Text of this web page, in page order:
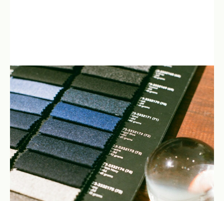
Как Komanda.ai помогает
специалистам Ивановской
области быть эффективней
и зарабатывать больше?
Рутинная работа отнимает часы. Komanda.ai
помогает закрывать ееза минуты:
корректно, по делу и в нужном формате